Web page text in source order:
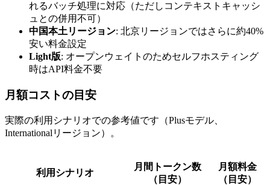
れるバッチ処理に対応（ただしコンテキストキャッシ
ュとの併用不可）
中国本土リージョン: 北京リージョンではさらに約40%
安い料金設定
Light版: オープンウェイトのためセルフホスティング
時はAPI料金不要
月額コストの目安
実際の利用シナリオでの参考値です（Plusモデル、
Internationalリージョン）。
利用シナリオ
月間トークン数
（目安）
月額料金
（目安）